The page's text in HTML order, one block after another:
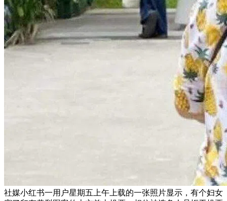
社媒小红书一用户星期五上午上载的一张照片显示，有个妇女